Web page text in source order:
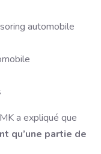
automobile
a expliqué que
qu’une partie de